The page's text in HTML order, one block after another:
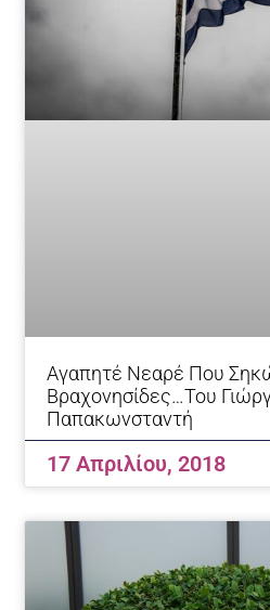
Αγαπητέ Νεαρέ Που
Βραχονησίδες…Του
Παπακωνσταντή
17 Απριλίου, 2018